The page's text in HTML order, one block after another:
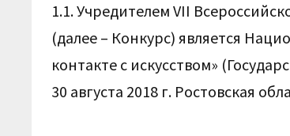
1.1. Учредителем VII
(далее – Конкурс) является
контакте с искусством»
30 августа 2018 г. Ростовская